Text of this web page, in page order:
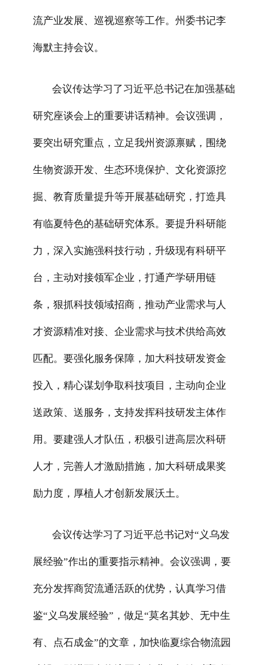
流产业发展、巡视巡察等工作。州委书记李
海默主持会议。
会议传达学习了习近平总书记在加强基础
研究座谈会上的重要讲话精神。会议强调，
要突出研究重点，立足我州资源禀赋，围绕
生物资源开发、生态环境保护、文化资源挖
掘、教育质量提升等开展基础研究，打造具
有临夏特色的基础研究体系。要提升科研能
力，深入实施强科技行动，升级现有科研平
台，主动对接领军企业，打通产学研用链
条，狠抓科技领域招商，推动产业需求与人
才资源精准对接、企业需求与技术供给高效
匹配。要强化服务保障，加大科技研发资金
投入，精心谋划争取科技项目，主动向企业
送政策、送服务，支持发挥科技研发主体作
用。要建强人才队伍，积极引进高层次科研
人才，完善人才激励措施，加大科研成果奖
励力度，厚植人才创新发展沃土。
会议传达学习了习近平总书记对“义乌发
展经验”作出的重要指示精神。会议强调，要
充分发挥商贸流通活跃的优势，认真学习借
鉴“义乌发展经验”，做足“莫名其妙、无中生
有、点石成金”的文章，加快临夏综合物流园